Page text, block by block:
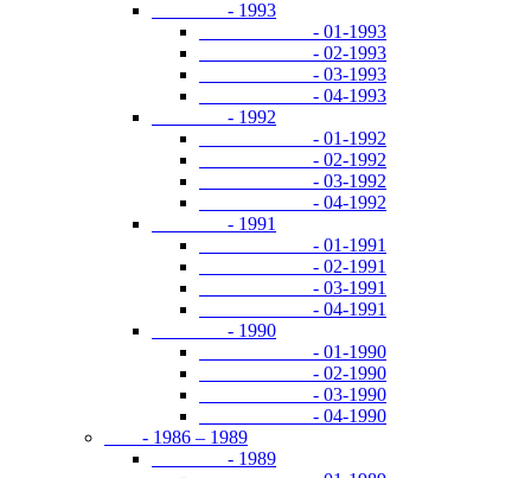
- 1993
- 01-1993
- 02-1993
- 03-1993
- 04-1993
- 1992
- 01-1992
- 02-1992
- 03-1992
- 04-1992
- 1991
- 01-1991
- 02-1991
- 03-1991
- 04-1991
- 1990
- 01-1990
- 02-1990
- 03-1990
- 04-1990
- 1986 – 1989
- 1989